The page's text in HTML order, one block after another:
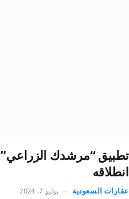
انطلاقه
عقارات السعودية يوليو 7, 2024